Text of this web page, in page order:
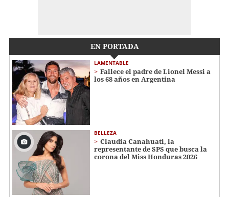
EN PORTADA
LAMENTABLE
Fallece el padre de Lionel Messi a
los 68 años en Argentina
BELLEZA
Claudia Canahuati, la
representante de SPS que busca la
corona del Miss Honduras 2026